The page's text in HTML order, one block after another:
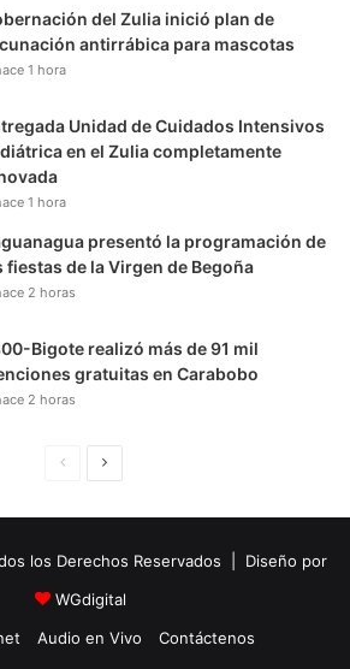
del Zulia inició plan de
antirrábica para mascotas
1 hora
Unidad de Cuidados Intensivos
en el Zulia completamente
1 hora
presentó la programación de
fiestas de la Virgen de Begoña
2 horas
Bigote realizó más de 91 mil
gratuitas en Carabobo
2 horas
i
n
a
u
i
e
los Derechos Reservados | Diseño por
WGdigital
Audio en Vivo
Contáctenos